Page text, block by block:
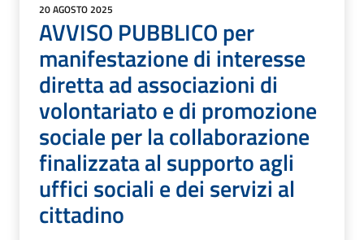
20 AGOSTO 2025
AVVISO PUBBLICO per
manifestazione di interesse
diretta ad associazioni di
volontariato e di promozione
sociale per la collaborazione
finalizzata al supporto agli
uffici sociali e dei servizi al
cittadino